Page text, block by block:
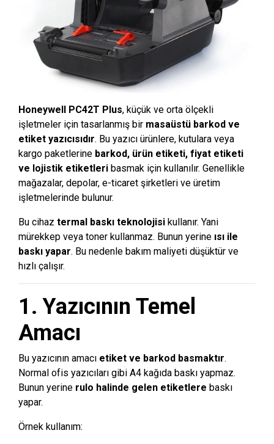
Honeywell PC42T Plus, küçük ve orta ölçekli
işletmeler için tasarlanmış bir masaüstü barkod ve
etiket yazıcısıdır. Bu yazıcı ürünlere, kutulara veya
kargo paketlerine barkod, ürün etiketi, fiyat etiketi
ve lojistik etiketleri basmak için kullanılır. Genellikle
mağazalar, depolar, e-ticaret şirketleri ve üretim
işletmelerinde bulunur.
Bu cihaz termal baskı teknolojisi kullanır. Yani
mürekkep veya toner kullanmaz. Bunun yerine ısı ile
baskı yapar. Bu nedenle bakım maliyeti düşüktür ve
hızlı çalışır.
1. Yazıcının Temel
Amacı
Bu yazıcının amacı etiket ve barkod basmaktır.
Normal ofis yazıcıları gibi A4 kağıda baskı yapmaz.
Bunun yerine rulo halinde gelen etiketlere baskı
yapar.
Örnek kullanım: